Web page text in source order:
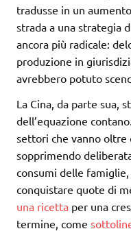
tradusse in un
strada a una strategia
ancora più radicale:
produzione in
avrebbero potuto
La Cina, da parte sua,
dell’equazione
​​settori che vanno oltre
sopprimendo
consumi delle
conquistare quote di
una ricetta per una
termine, come